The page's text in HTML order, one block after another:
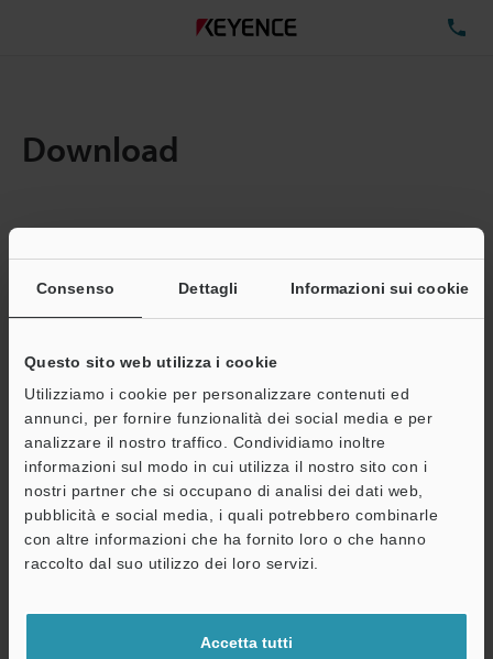
Consenso Dettagli Informazioni sui cookie
Questo sito web utilizza i cookie
Utilizziamo i cookie per personalizzare contenuti ed
annunci, per fornire funzionalità dei social media e per
analizzare il nostro traffico. Condividiamo inoltre
informazioni sul modo in cui utilizza il nostro sito con i
nostri partner che si occupano di analisi dei dati web,
pubblicità e social media, i quali potrebbero combinarle
con altre informazioni che ha fornito loro o che hanno
raccolto dal suo utilizzo dei loro servizi.
Accetta tutti
Download
Quantita: 1Dimensioni file totali:0.71MB
Indirizzo e-mail (obbligatorio)
Download
Dichiarazione sulla privacy